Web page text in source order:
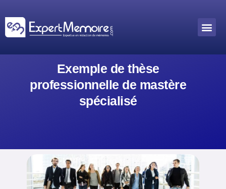
au
contenu
Exemple de thèse
professionnelle de mastère
spécialisé